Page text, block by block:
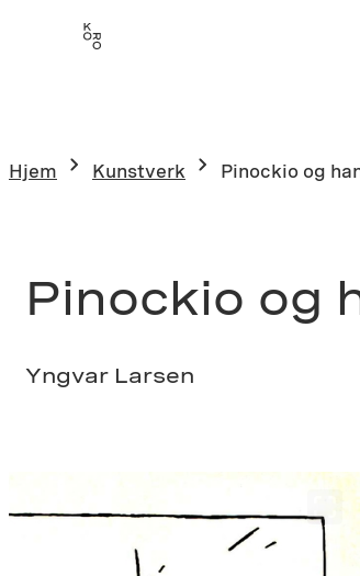
Hjem Kunstverk Pinockio og
Pinockio og
Yngvar Larsen